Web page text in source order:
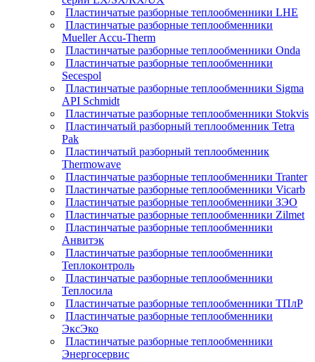
Пластинчатые разборные теплообменники LHE
Пластинчатые разборные теплообменники
Mueller Accu-Therm
Пластинчатые разборные теплообменники Onda
Пластинчатые разборные теплообменники
Secespol
Пластинчатые разборные теплообменники Sigma
API Schmidt
Пластинчатые разборные теплообменники Stokvis
Пластинчатый разборный теплообменник Tetra
Pak
Пластинчатый разборный теплообменник
Thermowave
Пластинчатые разборные теплообменники Tranter
Пластинчатые разборные теплообменники Vicarb
Пластинчатые разборные теплообменники ЗЭО
Пластинчатые разборные теплообменники Zilmet
Пластинчатые разборные теплообменники
Анвитэк
Пластинчатые разборные теплообменники
Теплоконтроль
Пластинчатые разборные теплообменники
Теплосила
Пластинчатые разборные теплообменники ТПлР
Пластинчатые разборные теплообменники
ЭксЭко
Пластинчатые разборные теплообменники
Энергосервис